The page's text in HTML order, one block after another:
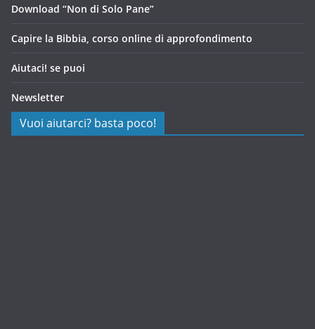
Download “Non di Solo Pane”
Capire la Bibbia, corso online di approfondimento
Aiutaci! se puoi
Newsletter
Vuoi aiutarci? basta poco!